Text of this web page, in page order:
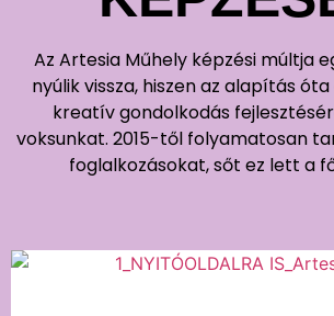
Az Artesia Műhely képzési múltja
nyúlik vissza, hiszen az alapítás
kreatív gondolkodás
voksunkat. 2015-től folyamatosan
foglalkozásokat, sőt ez lett a